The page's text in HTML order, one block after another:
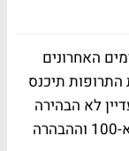
האחרונים
תיכנס
עדיין לא הבהירה
עם איזה משקל תיכנס מיילן למעו"ף ולת"א-100 וההבהרה